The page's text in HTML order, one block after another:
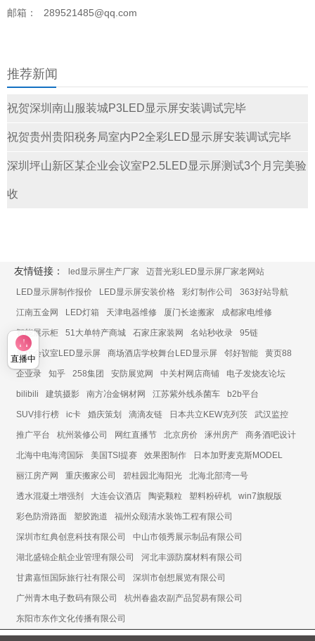
邮箱： 289521485@qq.com
推荐新闻
祝贺深圳南山服装城P3LED显示屏安装调试完毕
祝贺贵州贵阳税务局室内P2全彩LED显示屏安装调试完毕
深圳坪山新区某企业会议室P2.5LED显示屏测试3个月完美验
收
友情链接： led显示屏生产厂家 迈普光彩LED显示屏厂家老网站
LED显示屏制作报价 LED显示屏安装价格 彩灯制作公司 363好站导航
江南五金网 LED灯箱 天津电器维修 厦门长途搬家 成都家电维修
智能展示柜 51大单特产商城 石家庄家装网 名站秒收录 95链
展厅会议室LED显示屏 商场酒店学校舞台LED显示屏 邻好智能 黄页88
企业录 知乎 258集团 安防展览网 中关村网店商铺 电子发烧友论坛
bilibili 建筑摄影 南方冶金钢材网 江苏紫外线杀菌车 b2b平台
SUV排行榜 ic卡 婚庆策划 滴滴友链 日本共立KEW克列茨 武汉监控
推广平台 杭州装修公司 网红直播节 北京房价 涿州房产 商务酒吧设计
北海中电海湾国际 美国TSI提赛 效果图制作 日本加野麦克斯MODEL
丽江房产网 重庆搬家公司 碧桂园北海阳光 北海北部湾一号
透水混凝土增强剂 大连会议酒店 陶瓷颗粒 塑料粉碎机 win7旗舰版
彩色防滑路面 塑胶跑道 福州众颐清水装饰工程有限公司
深圳市红典创意科技有限公司 中山市领秀展示制品有限公司
湖北盛锦企航企业管理有限公司 河北丰源防腐材料有限公司
甘肃嘉恒国际旅行社有限公司 深圳市创想展览有限公司
广州青木电子数码有限公司 杭州春盎农副产品贸易有限公司
东阳市东作文化传播有限公司
直播中